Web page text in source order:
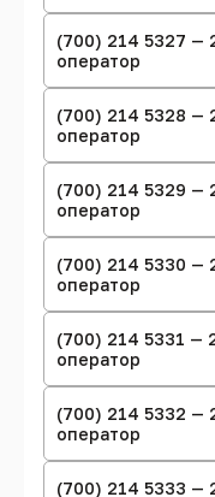
(700) 214 5327 —
оператор
(700) 214 5328 —
оператор
(700) 214 5329 —
оператор
(700) 214 5330 —
оператор
(700) 214 5331 —
оператор
(700) 214 5332 —
оператор
(700) 214 5333 —